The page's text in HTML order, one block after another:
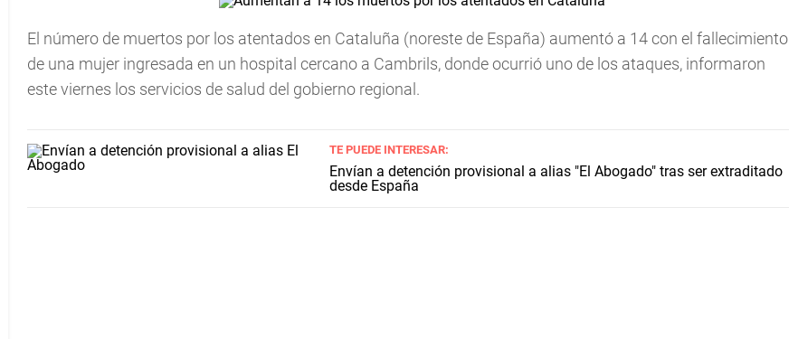
El número de muertos por los atentados en Cataluña (noreste de España) aumentó a 14 con el fallecimiento
de una mujer ingresada en un hospital cercano a Cambrils, donde ocurrió uno de los ataques, informaron
este viernes los servicios de salud del gobierno regional.
TE PUEDE INTERESAR:
Envían a detención provisional a alias "El Abogado" tras ser extraditado
desde España